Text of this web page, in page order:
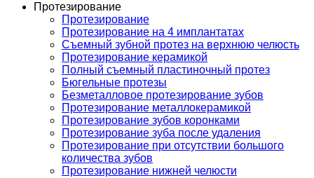
Протезирование
Протезирование
Протезирование на 4 имплантатах
Съемный зубной протез на верхнюю челюсть
Протезирование керамикой
Полный съемный пластиночный протез
Бюгельные протезы
Безметалловое протезирование зубов
Протезирование металлокерамикой
Протезирование зубов коронками
Протезирование зуба после удаления
Протезирование при отсутствии большого
количества зубов
Протезирование нижней челюсти